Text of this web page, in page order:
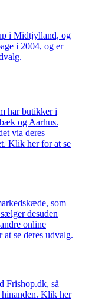
i Midtjylland, og
i 2004, og er
har butikker i
og Aarhus.
via deres
Klik her for at se
som
desuden
online
se deres udvalg.
Frishop.dk, så
hinanden. Klik her